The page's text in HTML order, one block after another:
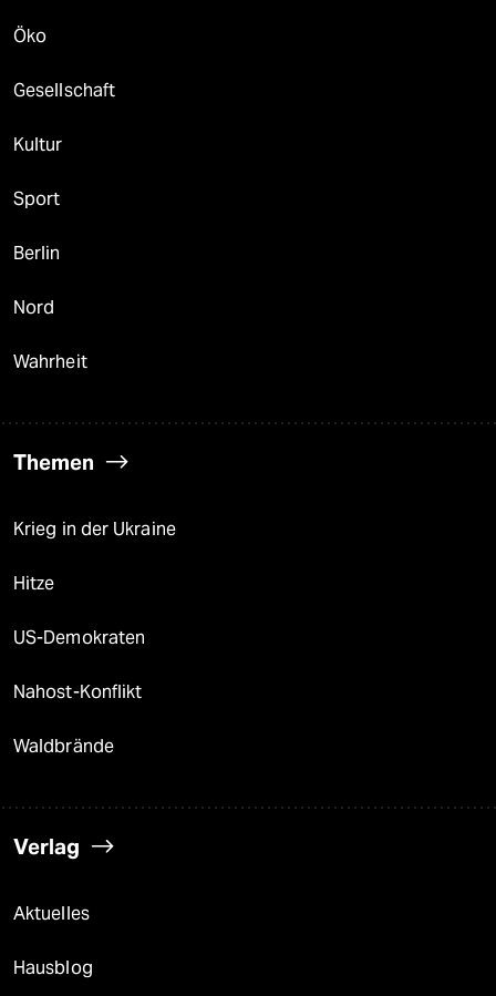
Öko
Gesellschaft
Kultur
Sport
Berlin
Nord
Wahrheit
Themen
Krieg in der Ukraine
Hitze
US-Demokraten
Nahost-Konflikt
Waldbrände
Verlag
Aktuelles
Hausblog